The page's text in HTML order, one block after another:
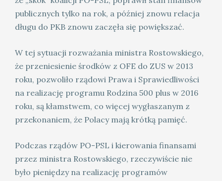
publicznych tylko na rok, a później znowu relacja
długu do PKB znowu zaczęła się powiększać.
W tej sytuacji rozważania ministra Rostowskiego,
że przeniesienie środków z OFE do ZUS w 2013
roku, pozwoliło rządowi Prawa i Sprawiedliwości
na realizację programu Rodzina 500 plus w 2016
roku, są kłamstwem, co więcej wygłaszanym z
przekonaniem, że Polacy mają krótką pamięć.
Podczas rządów PO-PSL i kierowania finansami
przez ministra Rostowskiego, rzeczywiście nie
było pieniędzy na realizację programów